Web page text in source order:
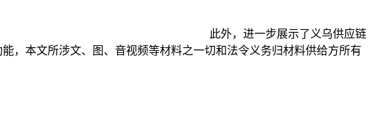
此外，进一步展示了义乌供应链
，本文所涉文、图、音视频等材料之一切和法令义务归材料供给方所有